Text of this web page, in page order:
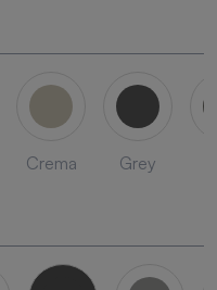
Crema Grey